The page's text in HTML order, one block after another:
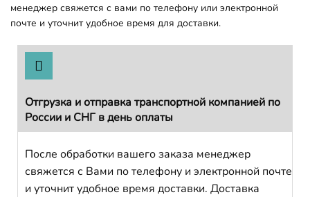
менеджер свяжется с вами по телефону или электронной
почте и уточнит удобное время для доставки.
Отгрузка и отправка транспортной компанией по
России и СНГ в день оплаты
После обработки вашего заказа менеджер
свяжется с Вами по телефону и электронной почте
и уточнит удобное время доставки. Доставка